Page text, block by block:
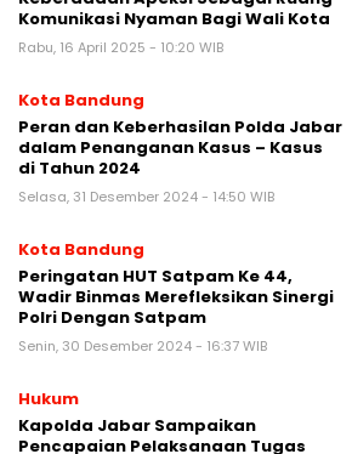
Komunikasi Nyaman Bagi Wali Kota
Rabu, 16 April 2025 - 10:20 WIB
Kota Bandung
Peran dan Keberhasilan Polda Jabar
dalam Penanganan Kasus – Kasus
di Tahun 2024
Selasa, 31 Desember 2024 - 14:50 WIB
Kota Bandung
Peringatan HUT Satpam Ke 44,
Wadir Binmas Merefleksikan Sinergi
Polri Dengan Satpam
Senin, 30 Desember 2024 - 16:37 WIB
Hukum
Kapolda Jabar Sampaikan
Pencapaian Pelaksanaan Tugas